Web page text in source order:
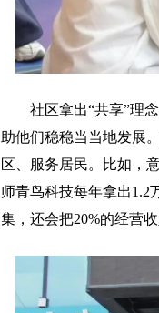
社区拿出“共享”理念
助他们稳稳当当地发展
区、服务居民。比如，
师青鸟科技每年拿出1.2
集，还会把20%的经营